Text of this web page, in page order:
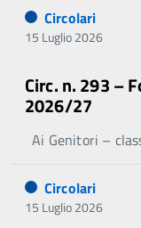
Circolari
15 Luglio 2026
Circ. n. 293 –
2026/27
Ai Genitori –
Circolari
15 Luglio 2026